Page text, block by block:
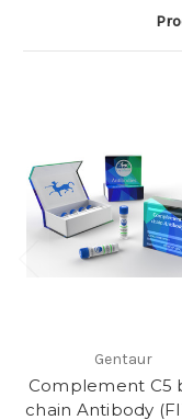
Gentaur
Complement C5
chain Antibody